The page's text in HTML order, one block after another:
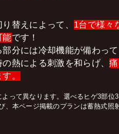
替えによって、 1台で様々
能です！
分には冷却機能が備わって
熱による刺激を和らげ、痛
。
って異なります。選べるヒゲ3部位3
、本ページ掲載のプランは蓄熱式照